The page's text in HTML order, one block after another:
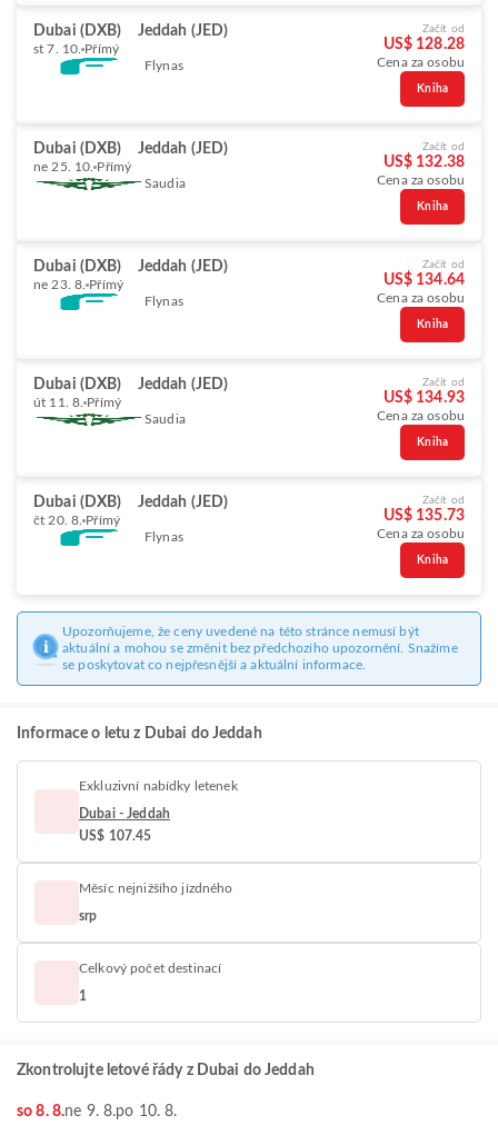
Dubai (DXB) Jeddah (JED)
st 7. 10. Přímý
Flynas
Začít od
US$ 128.28
Cena za osobu
Kniha
Dubai (DXB) Jeddah (JED)
ne 25. 10. Přímý
Saudia
Začít od
US$ 132.38
Cena za osobu
Kniha
Dubai (DXB) Jeddah (JED)
ne 23. 8. Přímý
Flynas
Začít od
US$ 134.64
Cena za osobu
Kniha
Dubai (DXB) Jeddah (JED)
út 11. 8. Přímý
Saudia
Začít od
US$ 134.93
Cena za osobu
Kniha
Dubai (DXB) Jeddah (JED)
čt 20. 8. Přímý
Flynas
Začít od
US$ 135.73
Cena za osobu
Kniha
Upozorňujeme, že ceny uvedené na této stránce nemusí být
aktuální a mohou se změnit bez předchozího upozornění. Snažíme
se poskytovat co nejpřesnější a aktuální informace.
Informace o letu z Dubai do Jeddah
Exkluzivní nabídky letenek
Dubai - Jeddah
US$ 107.45
Měsíc nejnižšího jízdného
srp
Celkový počet destinací
1
Zkontrolujte letové řády z Dubai do Jeddah
so 8. 8.ne 9. 8.po 10. 8.